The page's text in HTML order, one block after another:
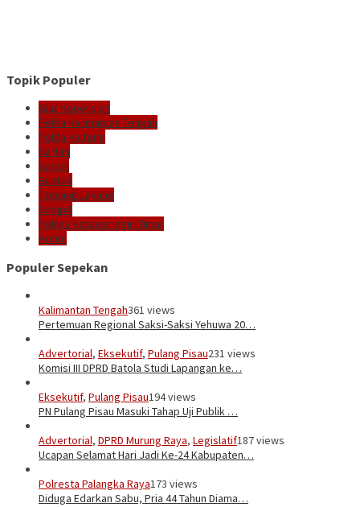
Topik Populer
Giat Kepolisian
Polda Kalimantan Tengah
Polda Kalteng
Bartim
Barsel
Buntok
Tamiang Layang
Sampit
Polres Kotawaringin Timur
Kotim
Populer Sepekan
Kalimantan Tengah361 views
Pertemuan Regional Saksi-Saksi Yehuwa 20…
Advertorial, Eksekutif, Pulang Pisau231 views
Komisi III DPRD Batola Studi Lapangan ke…
Eksekutif, Pulang Pisau194 views
PN Pulang Pisau Masuki Tahap Uji Publik …
Advertorial, DPRD Murung Raya, Legislatif187 views
Ucapan Selamat Hari Jadi Ke-24 Kabupaten…
Polresta Palangka Raya173 views
Diduga Edarkan Sabu, Pria 44 Tahun Diama…